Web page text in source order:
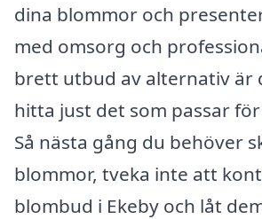
dina blommor och
med omsorg och
brett utbud av alternativ är
hitta just det som passar
Så nästa gång du behöver
blommor, tveka inte att
blombud i Ekeby och låt